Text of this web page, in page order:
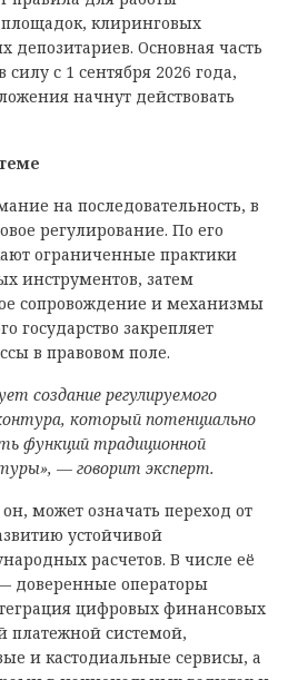
клиринговых
Основная часть
с 1 сентября 2026 года,
начнут действовать
на последовательность, в
регулирование. По его
ограниченные практики
инструментов, затем
сопровождение и механизмы
государство закрепляет
в правовом поле.
создание регулируемого
который потенциально
функций традиционной
— говорит эксперт.
может означать переход от
устойчивой
расчетов. В числе её
доверенные операторы
цифровых финансовых
платежной системой,
и кастодиальные сервисы, а